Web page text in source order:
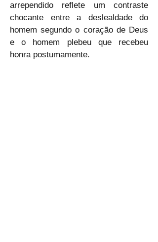
arrependido reflete um contraste
chocante entre a deslealdade do
homem segundo o coração de Deus
e o homem plebeu que recebeu
honra postumamente.